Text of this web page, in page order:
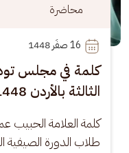
محاضرة
16 صفَر 1448
كلمة في مجلس
الثالثة بالأردن 1448هـ
كلمة العلامة
طلاب الدورة الصيفية